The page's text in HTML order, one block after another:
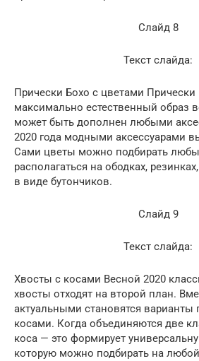
Слайд 8
Текст слайда:
Прически Бохо с цветами Прически
максимально естественный образ
может быть дополнен любыми
2020 года модными аксессуарами
Сами цветы можно подбирать
располагаться на ободках,
в виде бутончиков.
Слайд 9
Текст слайда:
Хвосты с косами Весной 2020
хвосты отходят на второй план.
актуальными становятся варианты
косами. Когда объединяются две
коса — это формирует
которую можно подбирать на